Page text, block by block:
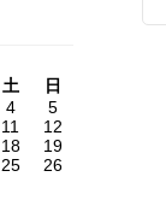
土
日
4
5
11
12
18
19
25
26